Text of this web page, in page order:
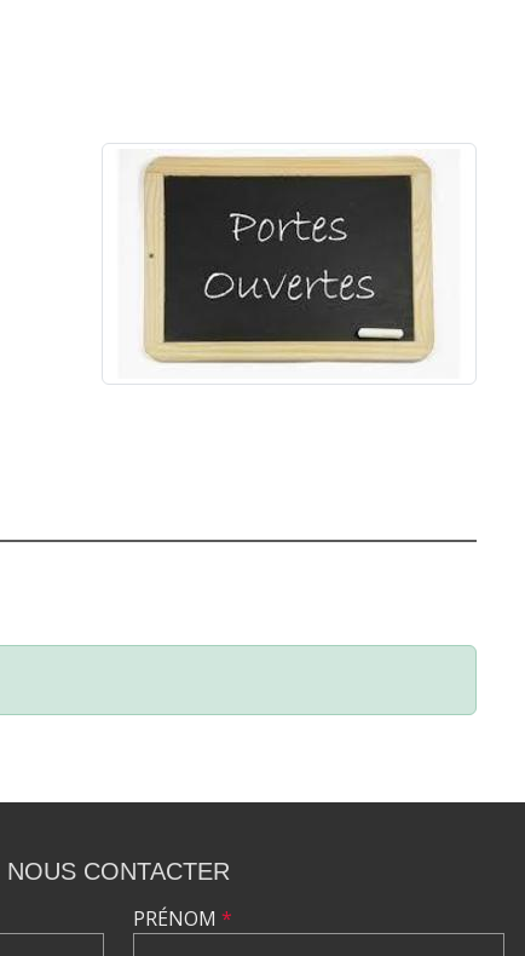
NOUS CONTACTER
PRÉNOM *